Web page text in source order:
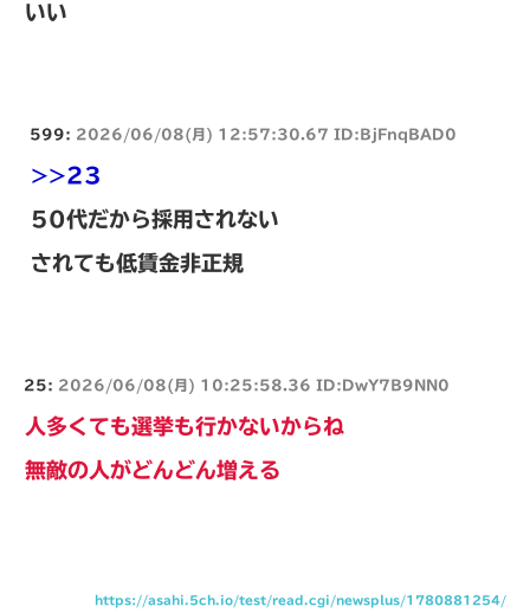
いい
599: 2026/06/08(月) 12:57:30.67 ID:BjFnqBAD0
>>23
50代だから採用されない
されても低賃金非正規
25: 2026/06/08(月) 10:25:58.36 ID:DwY7B9NN0
人多くても選挙も行かないからね
無敵の人がどんどん増える
https://asahi.5ch.io/test/read.cgi/newsplus/1780881254/